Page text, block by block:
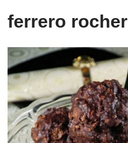
ferrero rocher